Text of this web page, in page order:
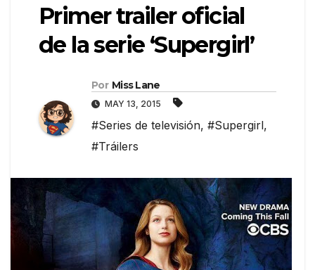
Primer trailer oficial
de la serie ‘Supergirl’
Por Miss Lane
MAY 13, 2015
#Series de televisión, #Supergirl,
#Tráilers